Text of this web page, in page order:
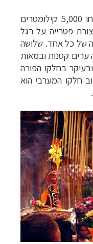
(Bali) הוא אי קטן שכל שטחו 5,000 קילומטרים
פטרייה על רגל
של כל אחד. שלושה
ערים קטנות ובמאות
בחלקו הפורה
חלקו המערבי הוא